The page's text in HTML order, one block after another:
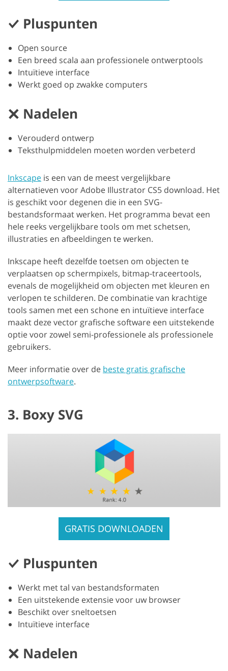
Pluspunten
Open source
Een breed scala aan professionele ontwerptools
Intuïtieve interface
Werkt goed op zwakke computers
Nadelen
Verouderd ontwerp
Teksthulpmiddelen moeten worden verbeterd
Inkscape is een van de meest vergelijkbare
alternatieven voor Adobe Illustrator CS5 download. Het
is geschikt voor degenen die in een SVG-
bestandsformaat werken. Het programma bevat een
hele reeks vergelijkbare tools om met schetsen,
illustraties en afbeeldingen te werken.
Inkscape heeft dezelfde toetsen om objecten te
verplaatsen op schermpixels, bitmap-traceertools,
evenals de mogelijkheid om objecten met kleuren en
verlopen te schilderen. De combinatie van krachtige
tools samen met een schone en intuïtieve interface
maakt deze vector grafische software een uitstekende
optie voor zowel semi-professionele als professionele
gebruikers.
Meer informatie over de beste gratis grafische
ontwerpsoftware.
3. Boxy SVG
GRATIS DOWNLOADEN
Pluspunten
Werkt met tal van bestandsformaten
Een uitstekende extensie voor uw browser
Beschikt over sneltoetsen
Intuïtieve interface
Nadelen